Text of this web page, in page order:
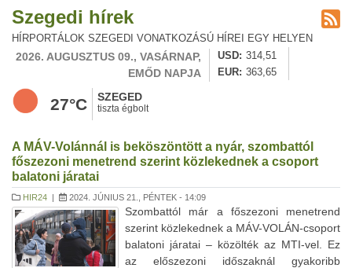
Szegedi hírek
HÍRPORTÁLOK SZEGEDI VONATKOZÁSÚ HÍREI EGY HELYEN
2026. AUGUSZTUS 09., VASÁRNAP,
EMŐD NAPJA
USD
314,51
EUR
363,65
27°C SZEGED
tiszta égbolt
A MÁV-Volánnál is beköszöntött a nyár, szombattól
főszezoni menetrend szerint közlekednek a csoport
balatoni járatai
HIR24 | 2024. JÚNIUS 21., PÉNTEK - 14:09
Szombattól már a főszezoni menetrend
szerint közlekednek a MÁV-VOLÁN-csoport
balatoni járatai – közölték az MTI-vel. Ez
az előszezoni időszaknál gyakoribb